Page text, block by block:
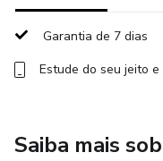
Garantia de 7 dias
Estude do seu jeito
Saiba mais